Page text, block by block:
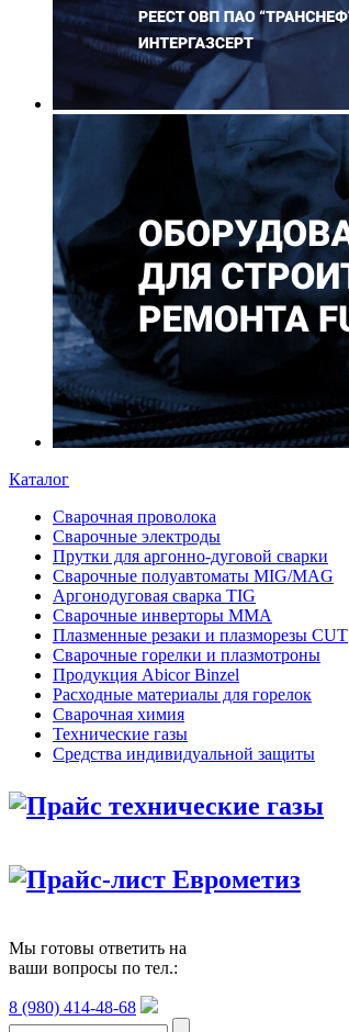
Каталог
Сварочная проволока
Сварочные электроды
Прутки для аргонно-дуговой сварки
Сварочные полуавтоматы MIG/MAG
Аргонодуговая сварка TIG
Сварочные инверторы MMA
Плазменные резаки и плазморезы CUT
Сварочные горелки и плазмотроны
Продукция Abicor Binzel
Расходные материалы для горелок
Сварочная химия
Технические газы
Средства индивидуальной защиты
Прайс технические газы
Прайс-лист Еврометиз
Мы готовы ответить на
ваши вопросы по тел.:
8 (980) 414-48-68